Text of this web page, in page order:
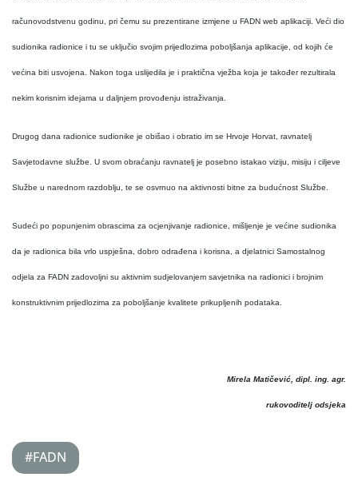
računovodstvenu godinu, pri čemu su prezentirane izmjene u FADN web aplikaciji. Veći dio
sudionika radionice i tu se uključio svojim prijedlozima poboljšanja aplikacije, od kojih će
većina biti usvojena. Nakon toga uslijedila je i praktična vježba koja je također rezultirala
nekim korisnim idejama u daljnjem provođenju istraživanja.
Drugog dana radionice sudionike je obišao i obratio im se Hrvoje Horvat, ravnatelj
Savjetodavne službe. U svom obraćanju ravnatelj je posebno istakao viziju, misiju i ciljeve
Službe u narednom razdoblju, te se osvrnuo na aktivnosti bitne za budućnost Službe.
Sudeći po popunjenim obrascima za ocjenjivanje radionice, mišljenje je većine sudionika
da je radionica bila vrlo uspješna, dobro odrađena i korisna, a djelatnici Samostalnog
odjela za FADN zadovoljni su aktivnim sudjelovanjem savjetnika na radionici i brojnim
konstruktivnim prijedlozima za poboljšanje kvalitete prikupljenih podataka.
Mirela Matičević, dipl. ing. agr.
rukovoditelj odsjeka
#FADN